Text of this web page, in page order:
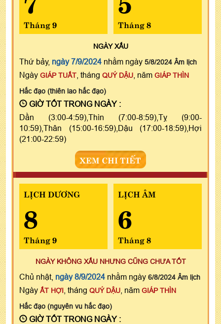
Tháng 9 Tháng 8
NGÀYXẤU
Thứ bảy, ngày 7/9/2024 nhằm ngày 5/8/2024 Âm lịch
Ngày GIÁP TUẤT , tháng QUÝ DẬU , năm GIÁP THÌN
Hắc đạo (thiên lao hắc đạo)
GIỜ TỐT TRONG NGÀY :
Dần (3:00-4:59),Thìn (7:00-8:59),Tỵ (9:00-
10:59),Thân (15:00-16:59),Dậu (17:00-18:59),Hợi
(21:00-22:59)
XEM CHI TIẾT
LỊCH DƯƠNG
8
Tháng 9
LỊCH ÂM
6
Tháng 8
NGÀY KHÔNG XẤU NHƯNG CŨNG CHƯA TỐT
Chủ nhật, ngày 8/9/2024 nhằm ngày 6/8/2024 Âm lịch
Ngày ẤT HỢI , tháng QUÝ DẬU , năm GIÁP THÌN
Hắc đạo (nguyên vu hắc đạo)
GIỜ TỐT TRONG NGÀY :